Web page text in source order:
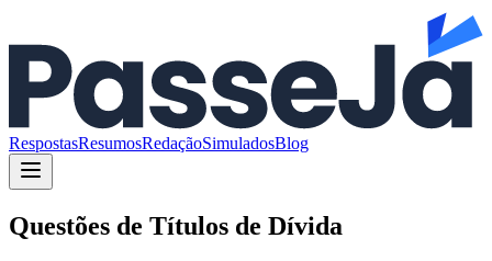
RespostasResumosRedaçãoSimuladosBlog
Questões de Títulos de Dívida